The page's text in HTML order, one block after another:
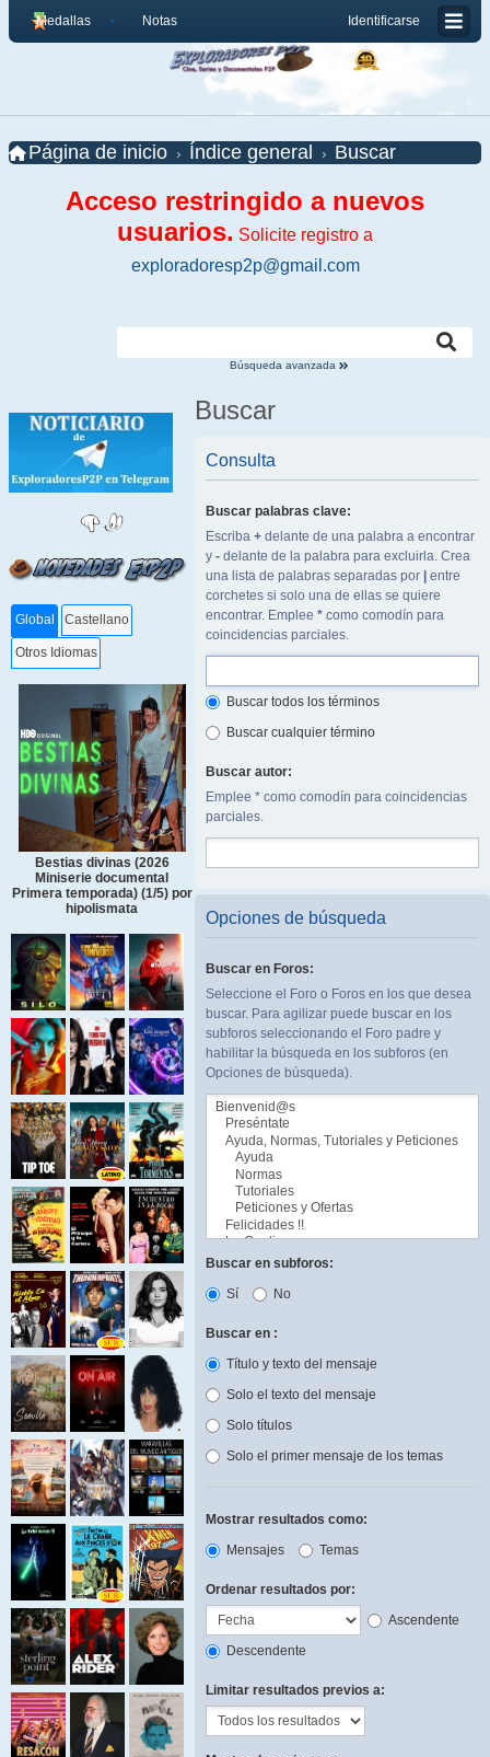
Identificarse
Medallas Notas
Página de inicio Índice general Buscar
Acceso restringido a nuevos
usuarios. Solicite registro a
exploradoresp2p@gmail.com
Búsqueda avanzada
Global Castellano
Otros Idiomas
Bestias divinas (2026
Miniserie documental
Primera temporada) (1/5) por
hipolismata
Buscar
Consulta
Buscar palabras clave:
Escriba + delante de una palabra a encontrar
y - delante de la palabra para excluirla. Crea
una lista de palabras separadas por
entre
corchetes si solo una de ellas se quiere
encontrar. Emplee * como comodín para
coincidencias parciales.
Buscar todos los términos
Buscar cualquier término
Buscar autor:
Emplee * como comodín para coincidencias
parciales.
Opciones de búsqueda
Buscar en Foros:
Seleccione el Foro o Foros en los que desea
buscar. Para agilizar puede buscar en los
subforos seleccionando el Foro padre y
habilitar la búsqueda en los subforos (en
Opciones de búsqueda).
Buscar en subforos:
Sí
No
Buscar en :
Título y texto del mensaje
Solo el texto del mensaje
Solo títulos
Solo el primer mensaje de los temas
Mostrar resultados como:
Mensajes
Temas
Ordenar resultados por:
Ascendente
Descendente
Limitar resultados previos a: